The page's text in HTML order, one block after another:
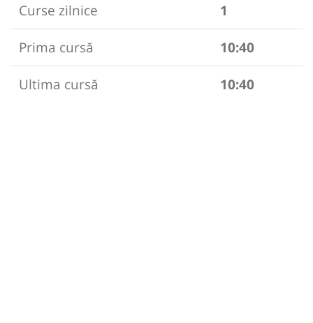
Curse zilnice
1
Prima cursă
10:40
Ultima cursă
10:40